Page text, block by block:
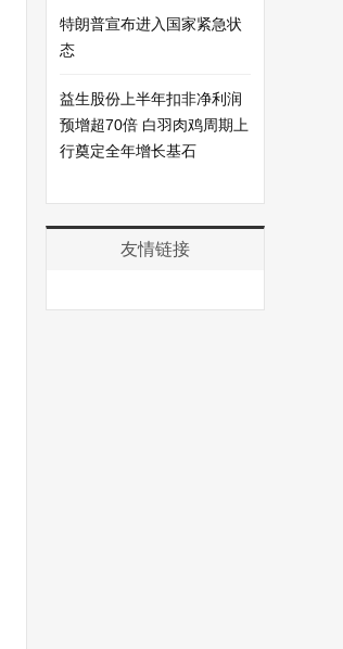
特朗普宣布进入国家紧急状
态
益生股份上半年扣非净利润
预增超70倍 白羽肉鸡周期上
行奠定全年增长基石
友情链接